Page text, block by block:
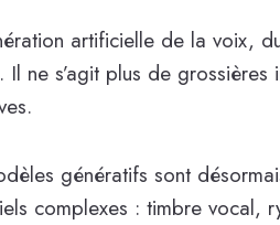
artificielle de la voix,
Il ne s’agit plus de
génératifs sont
complexes : timbre vocal,